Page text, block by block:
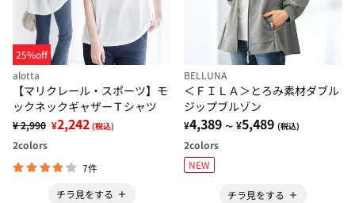
25%off
alotta
【マリクレール・スポーツ】モ
ックネックギャザーＴシャツ
¥ 2,990 ¥2,242 (税込)
2colors
7件
チラ見をする
BELLUNA
＜ＦＩＬＡ＞とろみ素材ダブル
ジップブルゾン
¥4,389 ～ ¥5,489 (税込)
2colors
NEW
チラ見をする